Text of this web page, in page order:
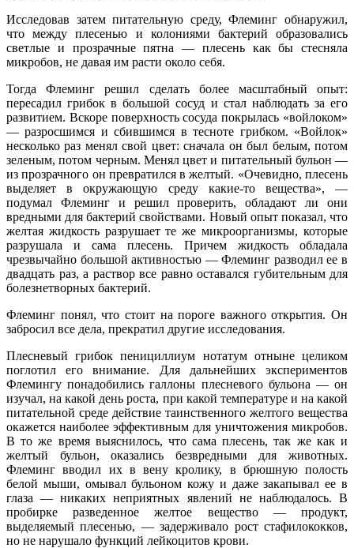
Исследовав затем питательную среду, Флеминг обнаружил,
что между плесенью и колониями бактерий образовались
светлые и прозрачные пятна — плесень как бы стесняла
микробов, не давая им расти около себя.
Тогда Флеминг решил сделать более масштабный опыт:
пересадил грибок в большой сосуд и стал наблюдать за его
развитием. Вскоре поверхность сосуда покрылась «войлоком»
— разросшимся и сбившимся в тесноте грибком. «Войлок»
несколько раз менял свой цвет: сначала он был белым, потом
зеленым, потом черным. Менял цвет и питательный бульон —
из прозрачного он превратился в желтый. «Очевидно, плесень
выделяет в окружающую среду какие-то вещества», —
подумал Флеминг и решил проверить, обладают ли они
вредными для бактерий cвойствами. Новый опыт показал, что
желтая жидкость разрушает те же микроорганизмы, которые
разрушала и сама плесень. Причем жидкость обладала
чрезвычайно большой активностью — Флеминг разводил ее в
двадцать раз, а раствор все равно оставался губительным для
болезнетворных бактерий.
Флеминг понял, что стоит на пороге важного открытия. Он
забросил все дела, прекратил другие исследования.
Плесневый грибок пенициллиум нотатум отныне целиком
поглотил его внимание. Для дальнейших экспериментов
Флемингу понадобились галлоны плесневого бульона — он
изучал, на какой день роста, при какой температуре и на какой
питательной среде действие таинственного желтого вещества
окажется наиболее эффективным для уничтожения микробов.
В то же время выяснилось, что сама плесень, так же как и
желтый бульон, оказались безвредными для животных.
Флеминг вводил их в вену кролику, в брюшную полость
белой мыши, омывал бульоном кожу и даже закапывал ее в
глаза — никаких неприятных явлений не наблюдалось. В
пробирке разведенное желтое вещество — продукт,
выделяемый плесенью, — задерживало рост стафилококков,
но не нарушало функций лейкоцитов крови.